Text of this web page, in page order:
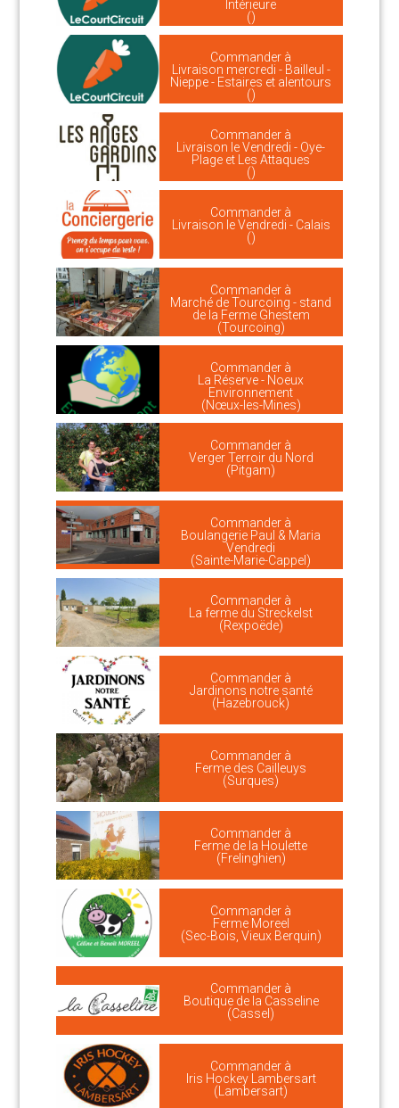
Intérieure
()
Commander à
Livraison mercredi - Bailleul -
Nieppe - Estaires et alentours
()
Commander à
Livraison le Vendredi - Oye-
Plage et Les Attaques
()
Commander à
Livraison le Vendredi - Calais
()
Commander à
Marché de Tourcoing - stand
de la Ferme Ghestem
(Tourcoing)
Commander à
La Réserve - Noeux
Environnement
(Nœux-les-Mines)
Commander à
Verger Terroir du Nord
(Pitgam)
Commander à
Boulangerie Paul & Maria
Vendredi
(Sainte-Marie-Cappel)
Commander à
La ferme du Streckelst
(Rexpoëde)
Commander à
Jardinons notre santé
(Hazebrouck)
Commander à
Ferme des Cailleuys
(Surques)
Commander à
Ferme de la Houlette
(Frelinghien)
Commander à
Ferme Moreel
(Sec-Bois, Vieux Berquin)
Commander à
Boutique de la Casseline
(Cassel)
Commander à
Iris Hockey Lambersart
(Lambersart)